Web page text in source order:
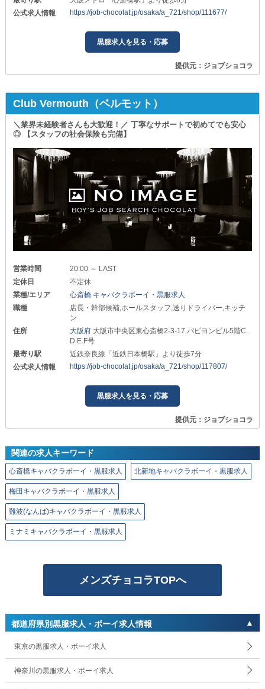
公式求人情報
https://job-chocolat.jp/osaka/a_721/shop/111677/
黒服求人を見る・応募
提供元：ジョブショコラ
Club Vermouth（ベルモット）
＼業界未経験者さんも大歓迎！／ 丁寧なサポートで初めてでも安心
◎ 【スタッフの社会保険も完備】
営業時間
20:00 ～ LAST
定休日
不定休
業種/エリア
心斎橋 キャバクラボーイ・黒服求人
職種
店長・幹部候補,ホールスタッフ,送りドライバー,キッチ
ン
住所
大阪府 大阪市中央区東心斎橋2-3-17 パピヨンビル5階C.
D.E.F号
最寄り駅
近鉄奈良線「近鉄日本橋駅」より徒歩7分
公式求人情報
https://job-chocolat.jp/osaka/a_721/shop/117807/
黒服求人を見る・応募
提供元：ジョブショコラ
関連の求人キーワード
心斎橋キャバクラボーイ・黒服求人 北新地キャバクラボーイ・黒服求人
梅田キャバクラボーイ・黒服求人
難波(なんば)キャバクラボーイ・黒服求人
ミナミキャバクラボーイ・黒服求人
メンズチョコラTOPへ
都道府県別黒服求人・ボーイ求人情報
東京の黒服求人・ボーイ求人
神奈川の黒服求人・ボーイ求人